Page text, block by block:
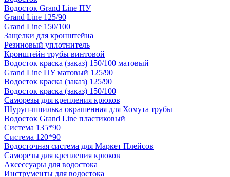
Водосток Grand Line ПУ
Grand Line 125/90
Grand Line 150/100
Защелки для кронштейна
Резиновый уплотнитель
Кронштейн трубы винтовой
Водосток краска (заказ) 150/100 матовый
Grand Line ПУ матовый 125/90
Водосток краска (заказ) 125/90
Водосток краска (заказ) 150/100
Саморезы для крепления крюков
Шуруп-шпилька окрашенная для Хомута трубы
Водосток Grand Line пластиковый
Система 135*90
Система 120*90
Водосточная система для Маркет Плейсов
Саморезы для крепления крюков
Аксессуары для водостока
Инструменты для водостока